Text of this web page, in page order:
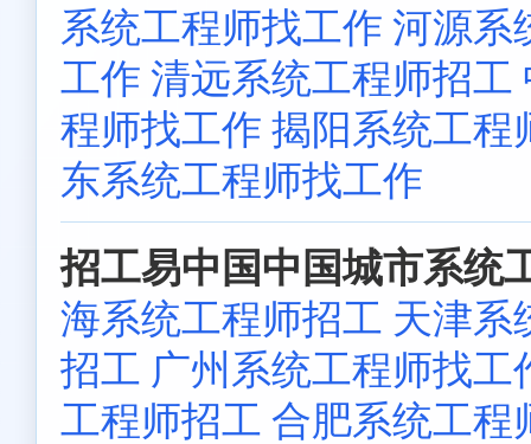
系统工程师找工作 河源系
工作 清远系统工程师招工
程师找工作 揭阳系统工程
东系统工程师找工作
招工易中国中国城市系统
海系统工程师招工 天津系
招工 广州系统工程师找工
工程师招工 合肥系统工程